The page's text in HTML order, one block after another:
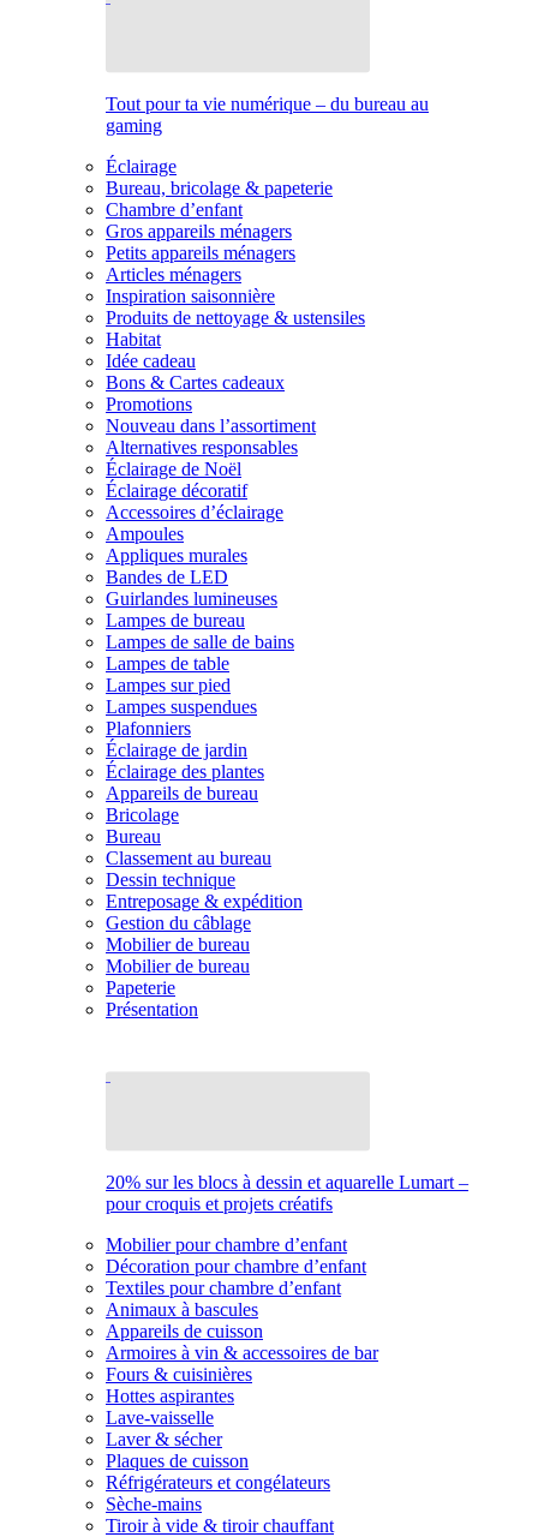
Tout pour ta vie numérique – du bureau au
gaming
Éclairage
Bureau, bricolage & papeterie
Chambre d’enfant
Gros appareils ménagers
Petits appareils ménagers
Articles ménagers
Inspiration saisonnière
Produits de nettoyage & ustensiles
Habitat
Idée cadeau
Bons & Cartes cadeaux
Promotions
Nouveau dans l’assortiment
Alternatives responsables
Éclairage de Noël
Éclairage décoratif
Accessoires d’éclairage
Ampoules
Appliques murales
Bandes de LED
Guirlandes lumineuses
Lampes de bureau
Lampes de salle de bains
Lampes de table
Lampes sur pied
Lampes suspendues
Plafonniers
Éclairage de jardin
Éclairage des plantes
Appareils de bureau
Bricolage
Bureau
Classement au bureau
Dessin technique
Entreposage & expédition
Gestion du câblage
Mobilier de bureau
Mobilier de bureau
Papeterie
Présentation
20% sur les blocs à dessin et aquarelle Lumart –
pour croquis et projets créatifs
Mobilier pour chambre d’enfant
Décoration pour chambre d’enfant
Textiles pour chambre d’enfant
Animaux à bascules
Appareils de cuisson
Armoires à vin & accessoires de bar
Fours & cuisinières
Hottes aspirantes
Lave-vaisselle
Laver & sécher
Plaques de cuisson
Réfrigérateurs et congélateurs
Sèche-mains
Tiroir à vide & tiroir chauffant